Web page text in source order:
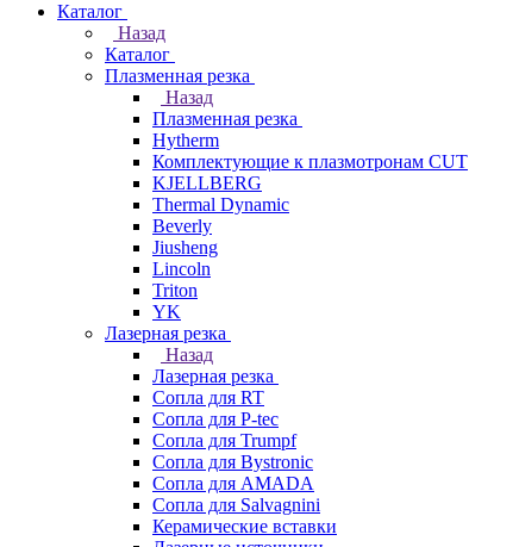
Каталог
Назад
Каталог
Плазменная резка
Назад
Плазменная резка
Hytherm
Комплектующие к плазмотронам CUT
KJELLBERG
Thermal Dynamic
Beverly
Jiusheng
Lincoln
Triton
YK
Лазерная резка
Назад
Лазерная резка
Сопла для RT
Сопла для P-tec
Сопла для Trumpf
Сопла для Bystronic
Сопла для AMADA
Сопла для Salvagnini
Керамические вставки